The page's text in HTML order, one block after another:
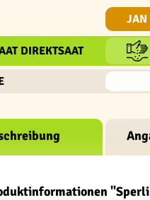
JAN
DIREKTSAAT